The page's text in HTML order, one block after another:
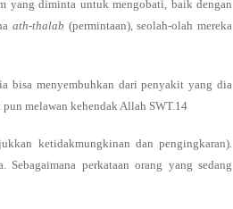
yang diminta untuk mengobati, baik dengan
ath-thalab (permintaan), seolah-olah mereka
bisa menyembuhkan dari penyakit yang dia
melawan kehendak Allah SWT.14
ketidakmungkinan dan pengingkaran).
perkataan orang yang sedang